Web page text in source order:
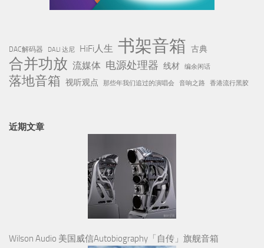
DAC解码器 DALI 达尼 HiFi人生 书架音箱 古典
合并功放 流媒体 电源处理器 线材 编余闲话
落地音箱 视听观点 那些年我们追过的演唱会 音响之路 香港流行黑胶
近期文章
Wilson Audio 美国威信Autobiography「自传」旗舰音箱